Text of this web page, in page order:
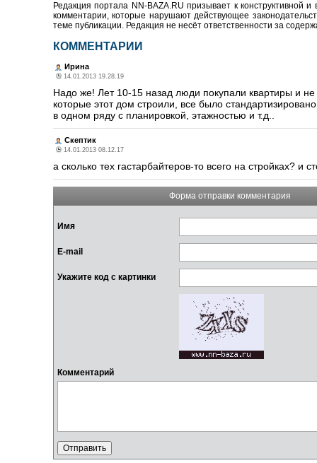
Редакция портала NN-BAZA.RU призывает к конструктивной
комментарии, которые нарушают действующее
теме публикации. Редакция не несёт ответственности за
КОММЕНТАРИИ
Ирина
14.01.2013 19.28.19
Надо же! Лет 10-15 назад люди покупали квартиры и
которые этот дом строили, все было
в одном ряду с планировкой, этажностью и т.д..
Скептик
14.01.2013 08.12.17
а сколько тех гастарбайтеров-то всего на стройках? и
Форма отправки комментария
Имя
E-mail
Укажите код с картинки
Комментарий